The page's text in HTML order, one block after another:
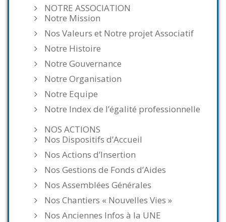
NOTRE ASSOCIATION
Notre Mission
Nos Valeurs et Notre projet Associatif
Notre Histoire
Notre Gouvernance
Notre Organisation
Notre Equipe
Notre Index de l’égalité professionnelle
NOS ACTIONS
Nos Dispositifs d’Accueil
Nos Actions d’Insertion
Nos Gestions de Fonds d’Aides
Nos Assemblées Générales
Nos Chantiers « Nouvelles Vies »
Nos Anciennes Infos à la UNE